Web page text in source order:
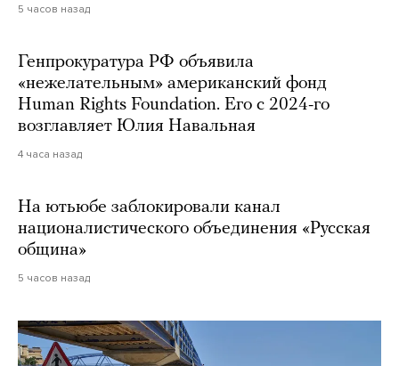
5 часов назад
Генпрокуратура РФ объявила
«нежелательным» американский фонд
Human Rights Foundation. Его с 2024-го
возглавляет Юлия Навальная
4 часа назад
На ютьюбе заблокировали канал
националистического объединения «Русская
община»
5 часов назад